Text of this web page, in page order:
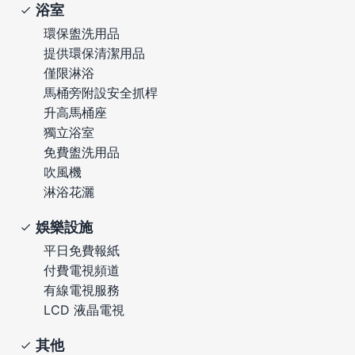
浴室
環保盥洗用品
提供環保清潔用品
僅限淋浴
馬桶旁附設安全抓桿
升高馬桶座
獨立浴室
免費盥洗用品
吹風機
淋浴花灑
娛樂設施
平日免費報紙
付費電視頻道
有線電視服務
LCD 液晶電視
其他